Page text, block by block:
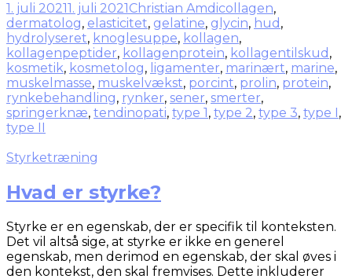
1. juli 20211. juli 2021 Christian Amdicollagen,
dermatolog, elasticitet, gelatine, glycin, hud ,
hydrolyseret, knoglesuppe, kollagen,
kollagenpeptider, kollagenprotein, kollagentilskud ,
kosmetik, kosmetolog, ligamenter, marinært, marine,
muskelmasse, muskelvækst, porcint, prolin, protein,
rynkebehandling, rynker, sener, smerter,
springerknæ, tendinopati, type 1 , type 2, type 3, type I ,
type II
Styrketræning
Hvad er styrke?
Styrke er en egenskab, der er specifik til konteksten.
Det vil altså sige, at styrke er ikke en generel
egenskab, men derimod en egenskab, der skal øves i
den kontekst, den skal fremvises. Dette inkluderer